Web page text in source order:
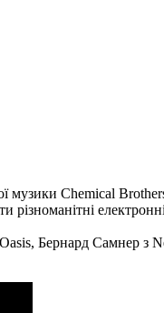
музики Chemical
Бернард Самнер